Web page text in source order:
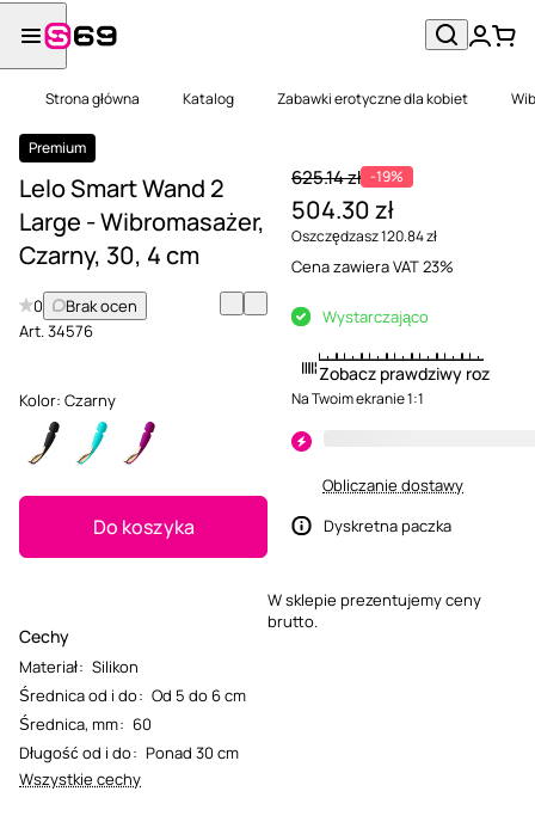
Strona główna Katalog Zabawki erotyczne dla kobiet
Premium
Lelo Smart Wand 2
Large - Wibromasażer,
Czarny, 30, 4 cm
0
Brak ocen
Art.34576
Kolor: Czarny
Do koszyka
Cechy
Materiał: Silikon
Średnica od i do: Od 5 do 6 cm
Średnica, mm: 60
Długość od i do: Ponad 30 cm
Wszystkie cechy
625.14 zł -19%
504.30 zł
Oszczędzasz 120.84 zł
Cena zawiera VAT 23%
Wystarczająco
Zobacz prawdziwy rozmiar
Na Twoim ekranie 1:1
Obliczanie dostawy
Dyskretna paczka
W sklepie prezentujemy ceny
brutto.